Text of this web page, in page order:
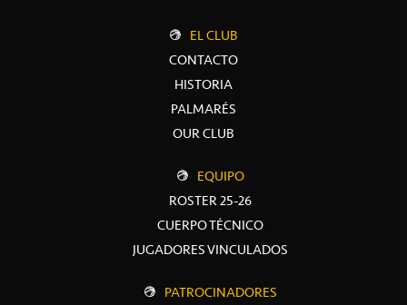
EL CLUB
CONTACTO
HISTORIA
PALMARÉS
OUR CLUB
EQUIPO
ROSTER 25-26
CUERPO TÉCNICO
JUGADORES VINCULADOS
PATROCINADORES